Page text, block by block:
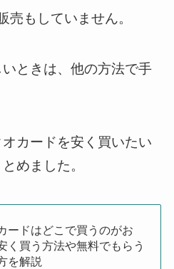
売もしていません。
ときは、他の方法で手
カードを安く買いたい
めました。
ードはどこで買うのがお
く買う方法や無料でもらう
を解説